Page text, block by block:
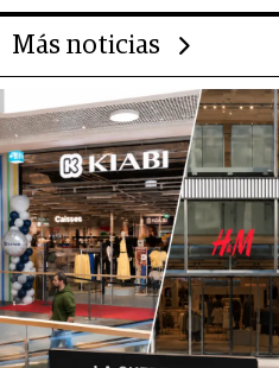
Más noticias